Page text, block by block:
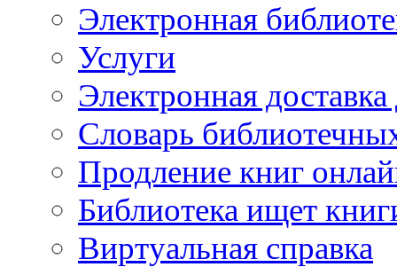
Электронная
Услуги
Электронная
Словарь
Продление книг
Библиотека ищет
Виртуальная справка